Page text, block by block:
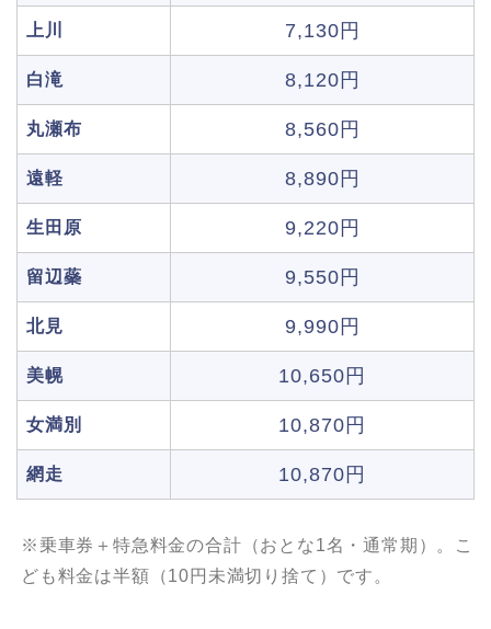
上川 7,130円
白滝 8,120円
丸瀬布 8,560円
遠軽 8,890円
生田原 9,220円
留辺蘂 9,550円
北見 9,990円
美幌 10,650円
女満別 10,870円
網走 10,870円
※乗車券＋特急料金の合計（おとな1名・通常期）。こ
ども料金は半額（10円未満切り捨て）です。